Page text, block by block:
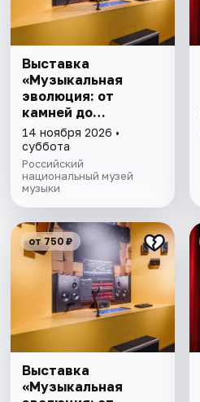
Выставка
«Музыкальная
эволюция: от
камней до
нейросети»
14 ноября 2026 •
суббота
Российский
национальный музей
музыки
от 750 ₽
Выставка
«Музыкальная